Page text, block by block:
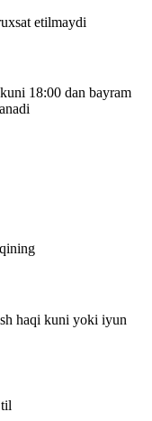
etilmaydi
18:00 dan bayram
haqi kuni yoki iyun